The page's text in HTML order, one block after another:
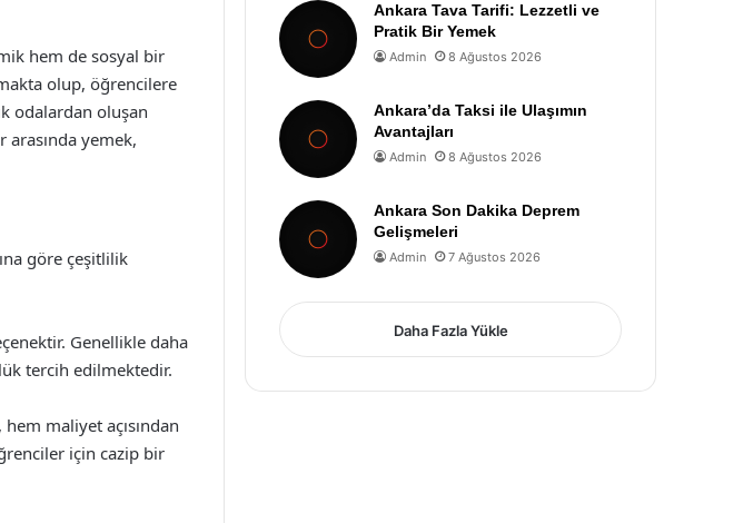
hem de sosyal bir
olup, öğrencilere
odalardan oluşan
arasında yemek,
göre çeşitlilik
Genellikle daha
tercih edilmektedir.
maliyet açısından
için cazip bir
Ankara Tava Tarifi: Lezzetli ve
Pratik Bir Yemek
Admin 8 Ağustos 2026
Ankara’da Taksi ile Ulaşımın
Avantajları
Admin 8 Ağustos 2026
Ankara Son Dakika Deprem
Gelişmeleri
Admin 7 Ağustos 2026
Daha Fazla Yükle